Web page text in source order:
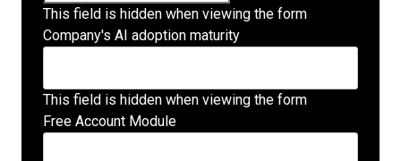
This field is hidden when viewing the form
Company's AI adoption maturity
This field is hidden when viewing the form
Free Account Module